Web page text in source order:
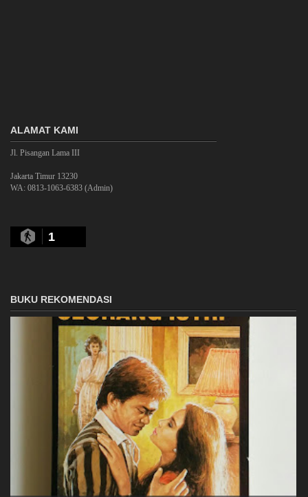
ALAMAT KAMI
Jl. Pisangan Lama III
Jakarta Timur 13230
WA: 0813-1063-6383 (Admin)
1
BUKU REKOMENDASI